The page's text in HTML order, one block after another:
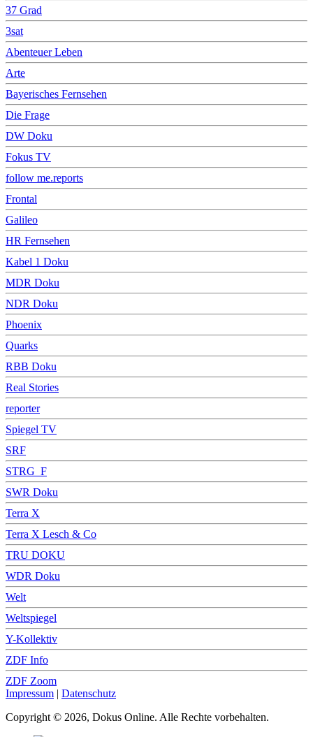
37 Grad
3sat
Abenteuer Leben
Arte
Bayerisches Fernsehen
Die Frage
DW Doku
Fokus TV
follow me.reports
Frontal
Galileo
HR Fernsehen
Kabel 1 Doku
MDR Doku
NDR Doku
Phoenix
Quarks
RBB Doku
Real Stories
reporter
Spiegel TV
SRF
STRG_F
SWR Doku
Terra X
Terra X Lesch & Co
TRU DOKU
WDR Doku
Welt
Weltspiegel
Y-Kollektiv
ZDF Info
ZDF Zoom
Impressum | Datenschutz
Copyright © 2026, Dokus Online. Alle Rechte vorbehalten.